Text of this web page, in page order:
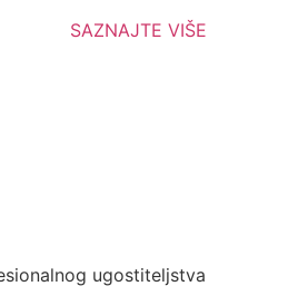
SAZNAJTE VIŠE
ugostiteljstva